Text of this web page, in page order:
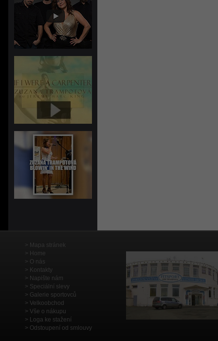
Mapa stránek
Home
O nás
Kontakty
Napište nám
Speciální slevy
Galerie sportovců
Velkoobchod
Vše o nákupu
Loga ke stažení
Odstoupení od smlouvy